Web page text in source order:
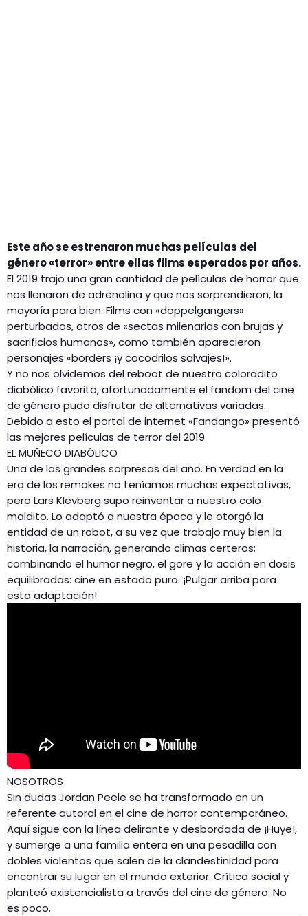
Este año se estrenaron muchas películas del
género «terror» entre ellas films esperados por años.
El 2019 trajo una gran cantidad de películas de horror que
nos llenaron de adrenalina y que nos sorprendieron, la
mayoría para bien. Films con «doppelgangers»
perturbados, otros de «sectas milenarias con brujas y
sacrificios humanos», como también aparecieron
personajes «borders ¡y cocodrilos salvajes!».
Y no nos olvidemos del reboot de nuestro coloradito
diabólico favorito, afortunadamente el fandom del cine
de género pudo disfrutar de alternativas variadas.
Debido a esto el portal de internet «Fandango» presentó
las mejores películas de terror del 2019
EL MUÑECO DIABÓLICO
Una de las grandes sorpresas del año. En verdad en la
era de los remakes no teníamos muchas expectativas,
pero Lars Klevberg supo reinventar a nuestro colo
maldito. Lo adaptó a nuestra época y le otorgó la
entidad de un robot, a su vez que trabajo muy bien la
historia, la narración, generando climas certeros;
combinando el humor negro, el gore y la acción en dosis
equilibradas: cine en estado puro. ¡Pulgar arriba para
esta adaptación!
NOSOTROS
Sin dudas Jordan Peele se ha transformado en un
referente autoral en el cine de horror contemporáneo.
Aquí sigue con la línea delirante y desbordada de ¡Huye!,
y sumerge a una familia entera en una pesadilla con
dobles violentos que salen de la clandestinidad para
encontrar su lugar en el mundo exterior. Crítica social y
planteó existencialista a través del cine de género. No
es poco.